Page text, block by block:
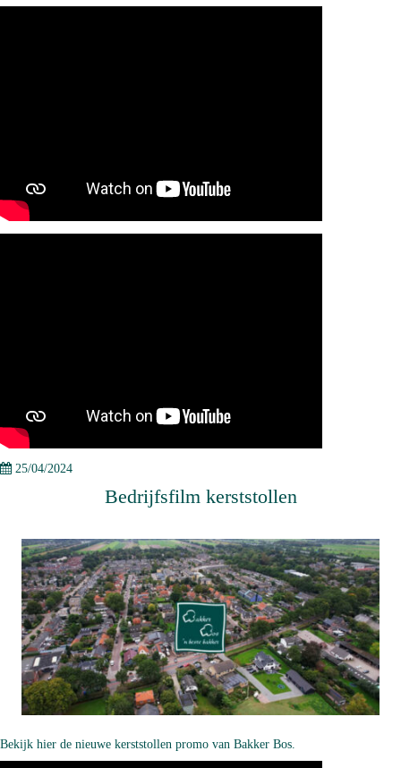
25/04/2024
Bedrijfsfilm kerststollen
Bekijk hier de nieuwe kerststollen promo van Bakker Bos.